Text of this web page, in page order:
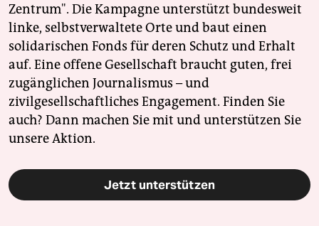
Zentrum". Die Kampagne unterstützt bundesweit
linke, selbstverwaltete Orte und baut einen
solidarischen Fonds für deren Schutz und Erhalt
auf. Eine offene Gesellschaft braucht guten, frei
zugänglichen Journalismus – und
zivilgesellschaftliches Engagement. Finden Sie
auch? Dann machen Sie mit und unterstützen Sie
unsere Aktion.
Jetzt unterstützen